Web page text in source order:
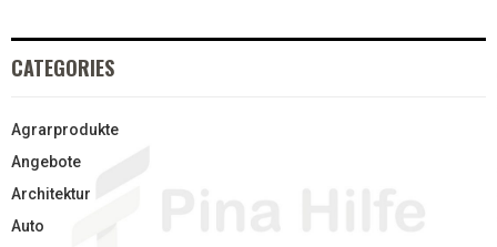
CATEGORIES
Agrarprodukte
Angebote
Architektur
Auto